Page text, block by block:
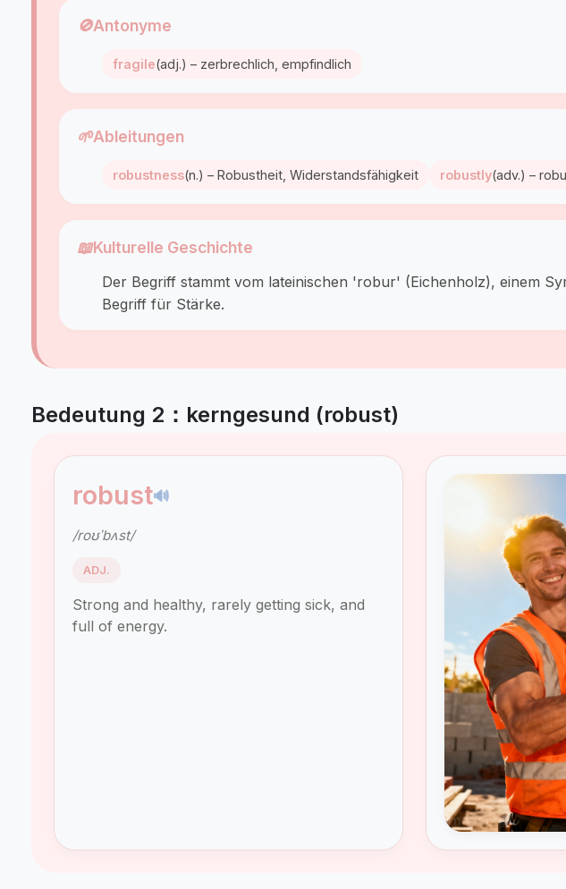
🚫Antonyme
fragile(adj.) – zerbrechlich, empfindlich
🌱Ableitungen
robustness(n.) – Robustheit, Widerstandsfähigkeit robustly(adv.) –
📖Kulturelle Geschichte
Der Begriff stammt vom lateinischen 'robur' (Eichenholz), einem
Begriff für Stärke.
Bedeutung 2：kerngesund (robust)
robust🔊
/roʊˈbʌst/
ADJ.
Strong and healthy, rarely getting sick, and
full of energy.